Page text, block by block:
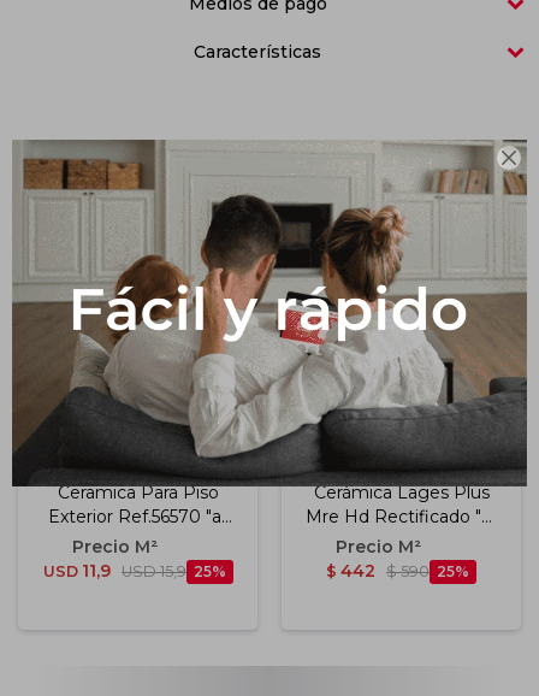

Características
Productos que te pueden interesar
Ceramica Para Piso
Exterior Ref.56570 "a"
56x56 Cm
USD 11,9 USD 15,9 25
Cerámica Lages Plus
Mre Hd Rectificado "a"
59.8x59.8 Cm
$ 442 $ 590 25